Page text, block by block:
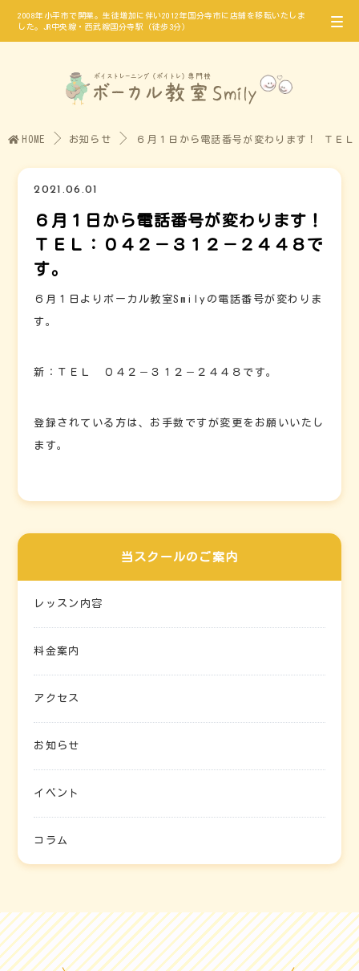
2008年小平市で開業。生徒増加に伴い2012年国分寺市に店舗を移転いたしま
した。JR中央線・西武線国分寺駅（徒歩3分）
HOME お知らせ ６月１日から電話番号が変わります！ ＴＥ
2021.06.01
６月１日から電話番号が変わります！
ＴＥＬ：０４２－３１２－２４４８で
す。
６月１日よりボーカル教室Smilyの電話番号が変わりま
す。
新：ＴＥＬ ０４２－３１２－２４４８です。
登録されている方は、お手数ですが変更をお願いいたし
ます。
当スクールのご案内
レッスン内容
料金案内
アクセス
お知らせ
イベント
コラム